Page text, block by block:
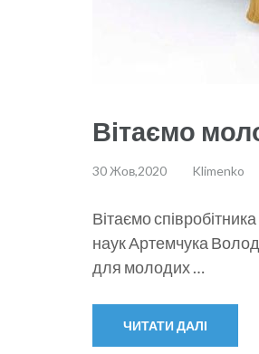
Вітаємо
30 Жов,2020 Klimenko
Вітаємо
наук Артемчука
для молодих …
ЧИТАТИ ДАЛІ